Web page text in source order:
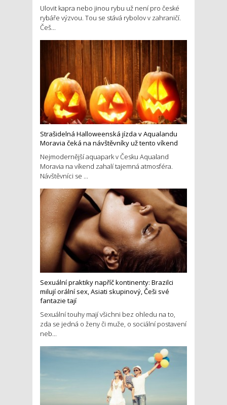
Ulovit kapra nebo jinou rybu už není pro české
rybáře výzvou. Tou se stává rybolov v zahraničí.
Češ...
Strašidelná Halloweenská jízda v Aqualandu
Moravia čeká na návštěvníky už tento víkend
Nejmodernější aquapark v Česku Aqualand
Moravia na víkend zahalí tajemná atmosféra.
Návštěvníci se ...
Sexuální praktiky napříč kontinenty: Brazilci
milují orální sex, Asiati skupinový, Češi své
fantazie tají
Sexuální touhy mají všichni bez ohledu na to,
zda se jedná o ženy či muže, o sociální postavení
neb...